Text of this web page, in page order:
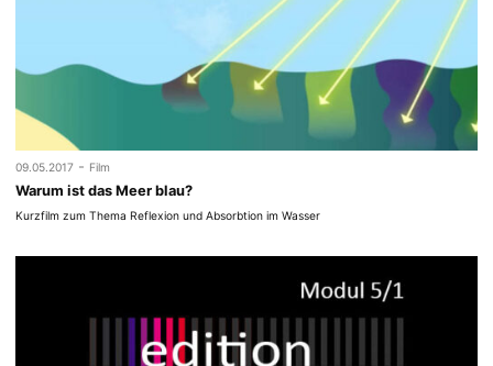
09.05.2017 - Film
Warum ist das Meer blau?
Kurzfilm zum Thema Reflexion und Absorbtion im Wasser